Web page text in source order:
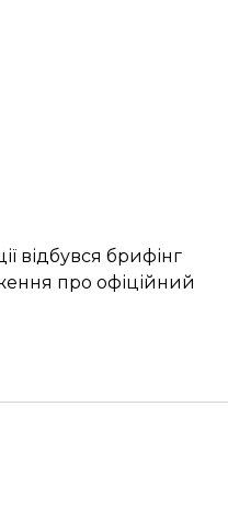
відбувся брифінг
про офіційний